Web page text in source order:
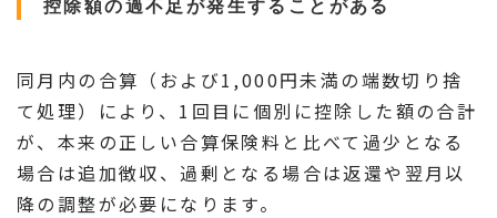
控除額の過不足が発生することがある
同月内の合算（および1,000円未満の端数切り捨
て処理）により、1回目に個別に控除した額の合計
が、本来の正しい合算保険料と比べて過少となる
場合は追加徴収、過剰となる場合は返還や翌月以
降の調整が必要になります。